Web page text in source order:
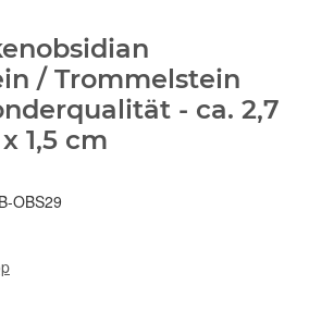
/ Trommelstein
- ca. 2,7
1,5 cm
OBS29